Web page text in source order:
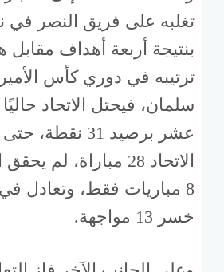
تغلبه على فريق النصر في
بنتيجة أربعة أهداف مقابل
ترتيبه في دوري كأس
سلمان، فيحتل الاتحاد
عشر برصيد 31
الاتحاد 28 مباراة،
8 مباريات فقط، وتعادل
خسر 13 مواجهة.